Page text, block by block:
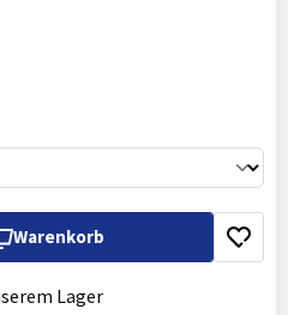
Warenkorb
Lager